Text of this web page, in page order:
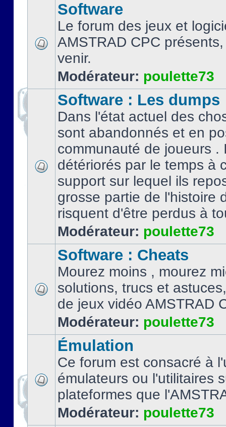
Software
Le forum des jeux et
AMSTRAD CPC
venir.
Modérateur: poulette73
Software : Les dumps
Dans l'état actuel des
sont abandonnés et en
communauté de joueurs .
détériorés par le temps à
support sur lequel ils
grosse partie de l'histoire
risquent d'être perdus à
Modérateur: poulette73
Software : Cheats
Mourez moins , mourez
solutions, trucs et
de jeux vidéo AMSTRAD
Modérateur: poulette73
Émulation
Ce forum est consacré à
émulateurs ou l'utilitaires
plateformes que
Modérateur: poulette73